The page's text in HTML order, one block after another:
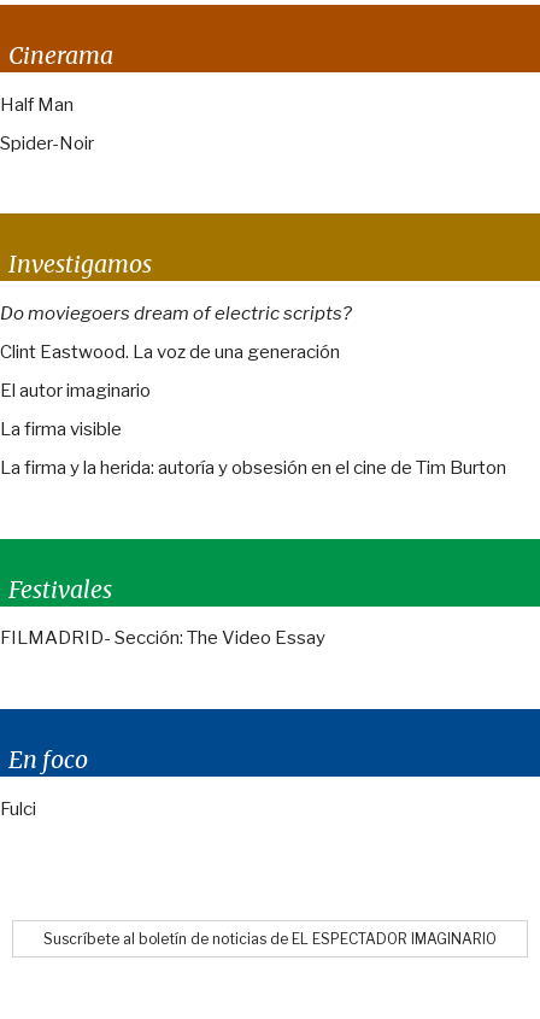
Cinerama
Half Man
Spider-Noir
Investigamos
Do moviegoers dream of electric scripts?
Clint Eastwood. La voz de una generación
El autor imaginario
La firma visible
La firma y la herida: autoría y obsesión en el cine de Tim Burton
Festivales
FILMADRID- Sección: The Video Essay
En foco
Fulci
Suscríbete al boletín de noticias de EL ESPECTADOR IMAGINARIO